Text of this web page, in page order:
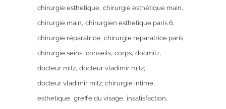
chirurgie esthétique chirurgie esthétique main
chirurgie main chirurgien esthetique paris 6
chirurgie réparatrice chirurgie réparatrice paris
chirurgie seins conseils corps docmitz
docteur mitz docteur vladimir mitz;
docteur vladimir mitz; chirurgie intime
esthetique greffe du visage insatisfaction